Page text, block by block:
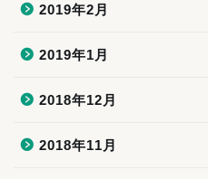
2019年2月
2019年1月
2018年12月
2018年11月